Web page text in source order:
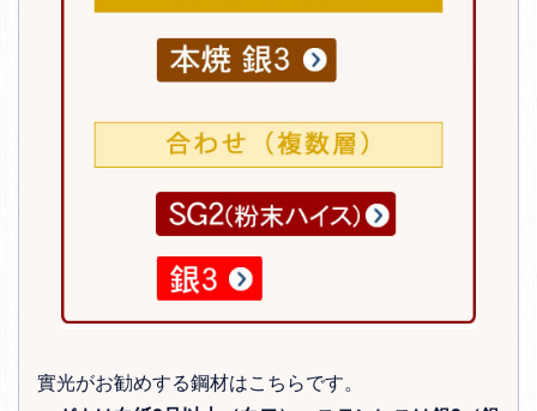
實光がお勧めする鋼材はこちらです。